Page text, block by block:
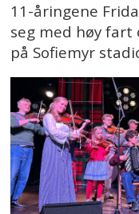
11-åringene
seg med høy
på Sofiemyr